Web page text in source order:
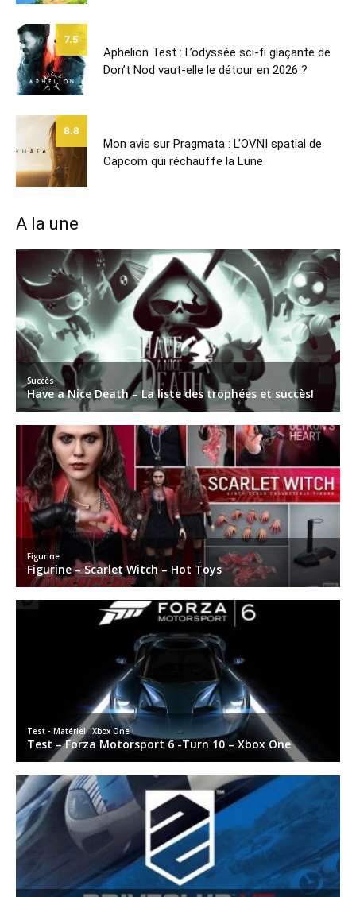
7.5
Aphelion Test : L’odyssée sci-fi glaçante de
Don’t Nod vaut-elle le détour en 2026 ?
8.8
Mon avis sur Pragmata : L’OVNI spatial de
Capcom qui réchauffe la Lune
A la une